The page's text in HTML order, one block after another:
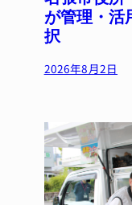
が管理・
択
2026年8月2日